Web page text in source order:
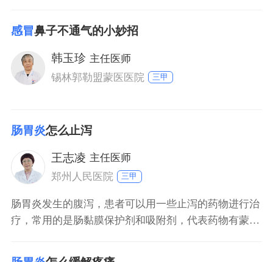
水，避免因为腹泻而发生脱水。对于成人来说，饮食方
面不加以限制，谷类、肉类、酸奶、水果、蔬菜等都可
以食用，但避免食用粗纤维蔬菜，比如韭菜、芹菜等。
感冒鼻子不通气的小妙招
韩玉珍 主任医师
锡林郭勒盟蒙医医院
三甲
肠胃炎怎么止泻
王志凌 主任医师
郑州人民医院
三甲
肠胃炎发生的腹泻，患者可以用一些止泻的药物进行治
疗，常用的是肠黏膜保护剂和吸附剂，代表药物有蒙脱
节肠道中的菌群，减少肠道中的有害菌，增加有益菌就